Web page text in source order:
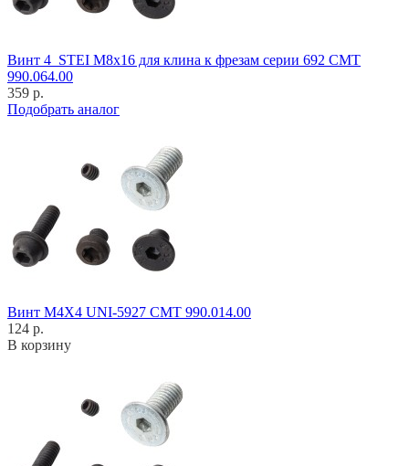
Винт 4_STEI M8x16 для клина к фрезам серии 692 CMT
990.064.00
359 р.
Подобрать аналог
Винт M4X4 UNI-5927 CMT 990.014.00
124 р.
В корзину